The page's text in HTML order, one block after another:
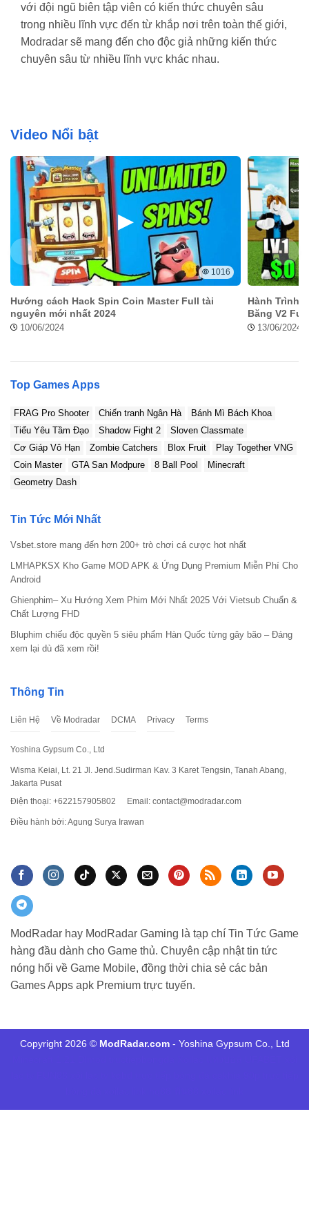
với đội ngũ biên tập viên có kiến thức chuyên sâu
trong nhiều lĩnh vực đến từ khắp nơi trên toàn thế giới,
Modradar sẽ mang đến cho độc giả những kiến thức
chuyên sâu từ nhiều lĩnh vực khác nhau.
Video Nổi bật
1016
Hướng cách Hack Spin Coin Master Full tài
nguyên mới nhất 2024
10/06/2024
Hành Trình
Băng V2
13/06/2024
Top Games Apps
FRAG Pro Shooter Chiến tranh Ngân Hà
Bánh Mì Bách Khoa
Tiểu Yêu Tầm Đạo
Shadow Fight 2
Sloven Classmate
Cơ Giáp Vô Hạn
Zombie Catchers Blox Fruit
Play Together VNG
Coin Master
GTA San Modpure 8 Ball Pool
Minecraft
Geometry Dash
Tin Tức Mới Nhất
Vsbet.store mang đến hơn 200+ trò chơi cá cược hot nhất
LMHAPKSX Kho Game MOD APK & Ứng Dụng Premium Miễn Phí Cho
Android
Ghienphim– Xu Hướng Xem Phim Mới Nhất 2025 Với Vietsub Chuẩn &
Chất Lượng FHD
Bluphim chiếu độc quyền 5 siêu phẩm Hàn Quốc từng gây bão – Đáng
xem lại dù đã xem rồi!
Thông Tin
Liên Hệ Về Modradar DCMA Privacy Terms
Yoshina Gypsum Co., Ltd
Wisma Keiai, Lt. 21 Jl. Jend.Sudirman Kav. 3 Karet Tengsin, Tanah Abang,
Jakarta Pusat
Điện thoại: +622157905802
Email: contact@modradar.com
Điều hành bởi: Agung Surya Irawan
ModRadar hay ModRadar Gaming là tạp chí Tin Tức Game
hàng đầu dành cho Game thủ. Chuyên cập nhật tin tức
nóng hổi về Game Mobile, đồng thời chia sẻ các bản
Games Apps apk Premium trực tuyến.
Copyright 2026 © ModRadar.com- Yoshina Gypsum Co., Ltd